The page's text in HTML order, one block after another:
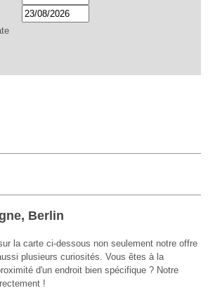
Berlin
la carte ci-dessous non seulement notre offre
plusieurs curiosités. Vous êtes à la
d'un endroit bien spécifique ? Notre
!